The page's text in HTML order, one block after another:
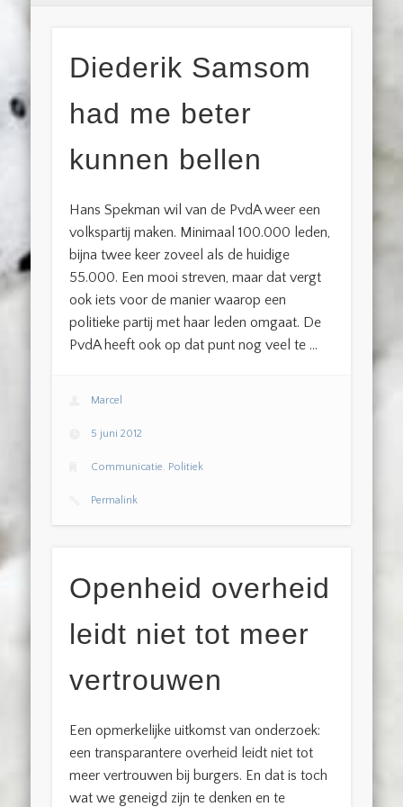
Diederik Samsom
had me beter
kunnen bellen
Hans Spekman wil van de PvdA weer een
volkspartij maken. Minimaal 100.000 leden,
bijna twee keer zoveel als de huidige
55.000. Een mooi streven, maar dat vergt
ook iets voor de manier waarop een
politieke partij met haar leden omgaat. De
PvdA heeft ook op dat punt nog veel te …
Marcel
5 juni 2012
Communicatie, Politiek
Permalink
Openheid overheid
leidt niet tot meer
vertrouwen
Een opmerkelijke uitkomst van onderzoek:
een transparantere overheid leidt niet tot
meer vertrouwen bij burgers. En dat is toch
wat we geneigd zijn te denken en te